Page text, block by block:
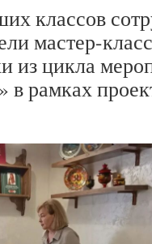
классов
мастер-
из цикла
в рамках